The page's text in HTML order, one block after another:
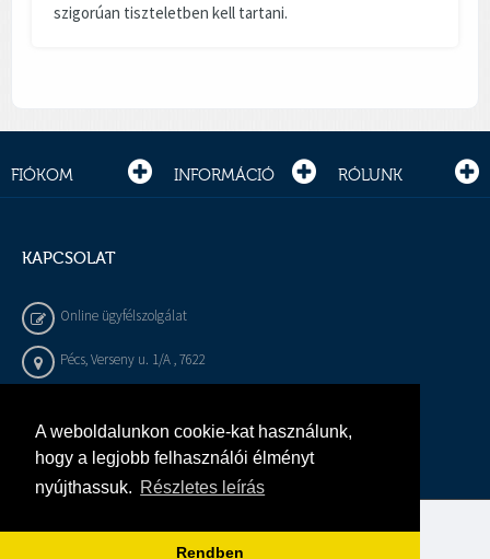
A weboldalunkon cookie-kat használunk,
hogy a legjobb felhasználói élményt
nyújthassuk. Részletes leírás
Rendben
szigorúan tiszteletben kell tartani.
FIÓKOM INFORMÁCIÓ RÓLUNK
KAPCSOLAT
Online ügyfélszolgálat
Pécs, Verseny u. 1/A , 7622
info@gepeszbolt.hu
Árukereső, a hiteles vásárlási kalauz